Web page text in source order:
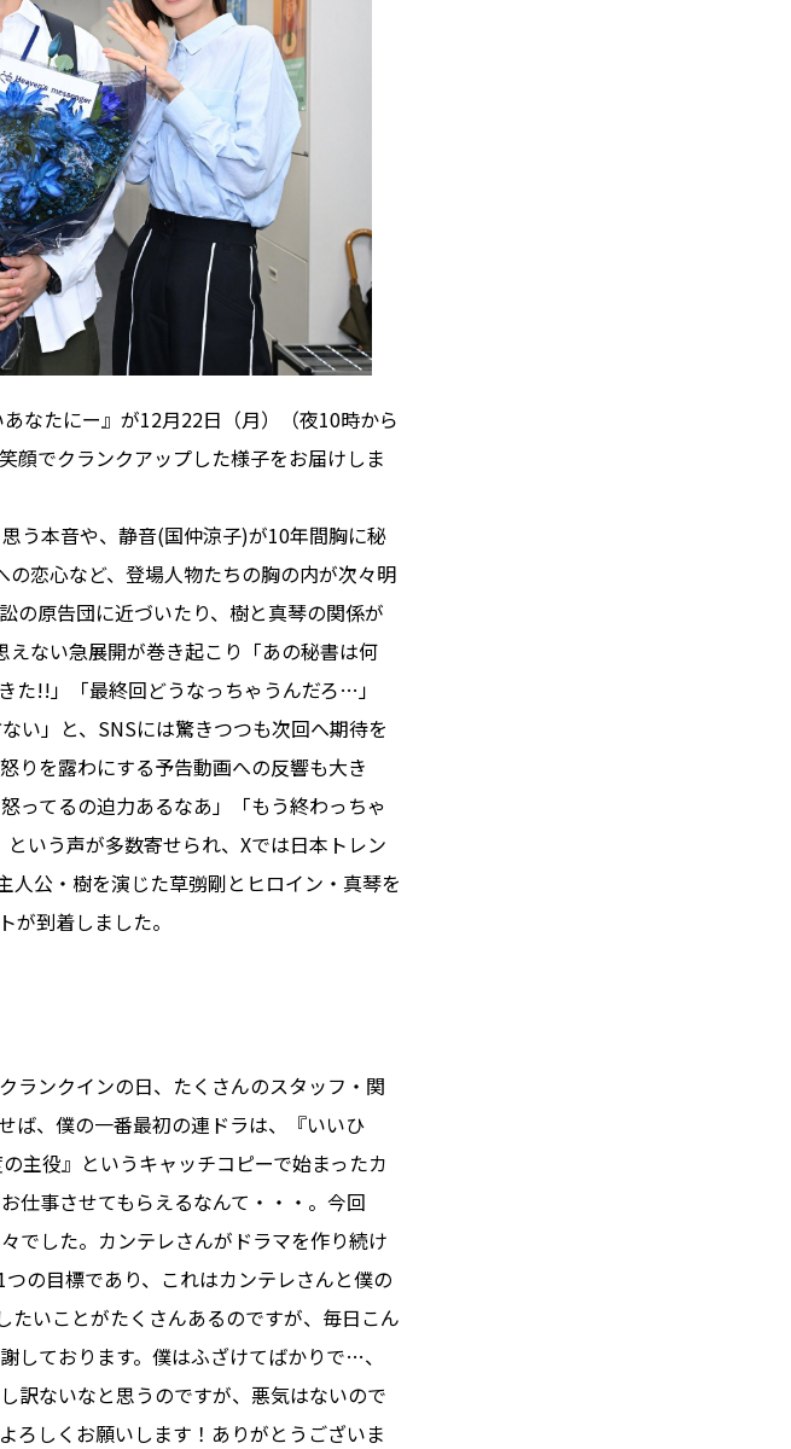
なたにー』が12月22日（月）（夜10時から
顔でクランクアップした様子をお届けしま
う本音や、静音(国仲涼子)が10年間胸に秘
恋心など、登場人物たちの胸の内が次々明
の原告団に近づいたり、樹と真琴の関係が
ない急展開が巻き起こり「あの秘書は何
た!!」「最終回どうなっちゃうんだろ…」
い」と、SNSには驚きつつも次回へ期待を
りを露わにする予告動画への反響も大き
ってるの迫力あるなあ」「もう終わっちゃ
いう声が多数寄せられ、Xでは日本トレン
人公・樹を演じた草彅剛とヒロイン・真琴を
到着しました。
ランクインの日、たくさんのスタッフ・関
ば、僕の一番最初の連ドラは、『いいひ
主役』というキャッチコピーで始まったカ
仕事させてもらえるなんて・・・。今回
でした。カンテレさんがドラマを作り続け
の目標であり、これはカンテレさんと僕の
いことがたくさんあるのですが、毎日こん
しております。僕はふざけてばかりで…、
訳ないなと思うのですが、悪気はないので
ろしくお願いします！ありがとうございま